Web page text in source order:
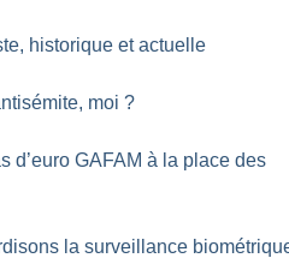
historique et actuelle
moi ?
d’euro GAFAM à la place des
la surveillance